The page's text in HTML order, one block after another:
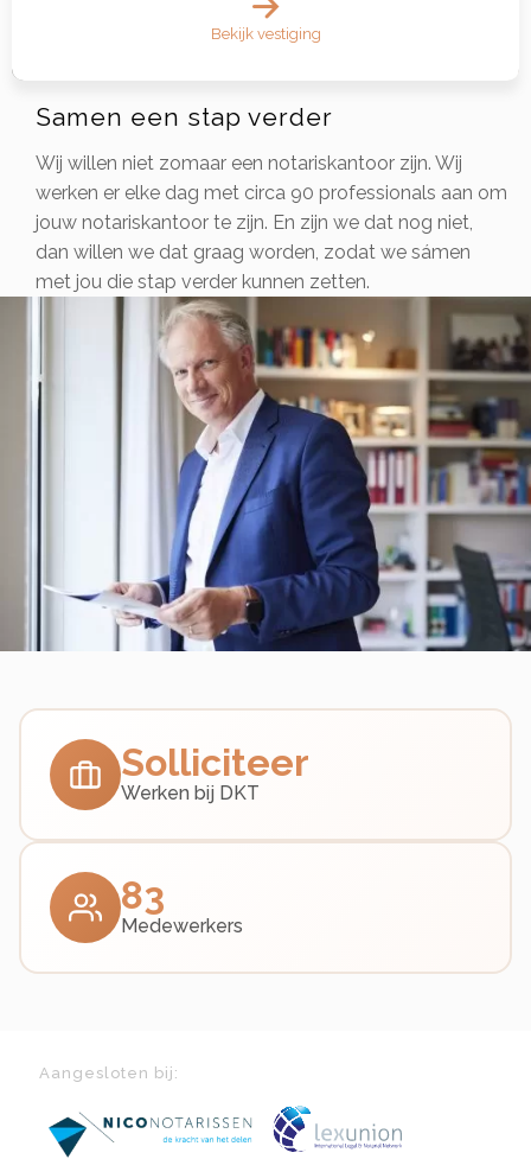
Bekijk vestiging
Samen een stap verder
Wij willen niet zomaar een notariskantoor zijn. Wij
werken er elke dag met circa 90 professionals aan om
jouw notariskantoor te zijn. En zijn we dat nog niet,
dan willen we dat graag worden, zodat we sámen
met jou die stap verder kunnen zetten.
Solliciteer
Werken bij DKT
83
Medewerkers
Aangesloten bij: